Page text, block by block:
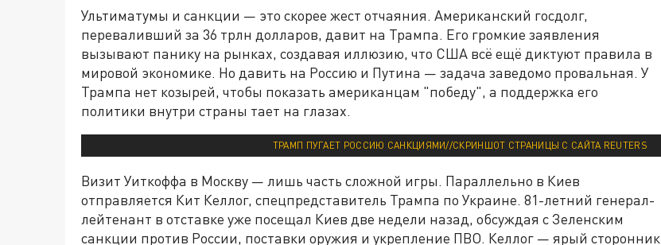
Ультиматумы и санкции — это скорее жест отчаяния. Американский госдолг,
переваливший за 36 трлн долларов, давит на Трампа. Его громкие заявления
вызывают панику на рынках, создавая иллюзию, что США всё ещё диктуют правила в
мировой экономике. Но давить на Россию и Путина — задача заведомо провальная. У
Трампа нет козырей, чтобы показать американцам "победу", а поддержка его
политики внутри страны тает на глазах.
ТРАМП ПУГАЕТ РОССИЮ САНКЦИЯМИ//СКРИНШОТ СТРАНИЦЫ С САЙТА REUTERS
Визит Уиткоффа в Москву — лишь часть сложной игры. Параллельно в Киев
отправляется Кит Келлог, спецпредставитель Трампа по Украине. 81-летний генерал-
лейтенант в отставке уже посещал Киев две недели назад, обсуждая с Зеленским
санкции против России, поставки оружия и укрепление ПВО. Келлог — ярый сторонник